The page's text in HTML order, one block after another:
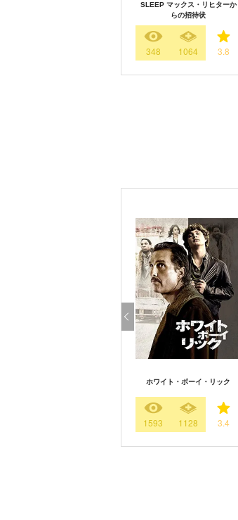
SLEEP マックス・リヒターか
らの招待状
348 1064 3.8
ホワイト・ボーイ・リック
1593 1128 3.4